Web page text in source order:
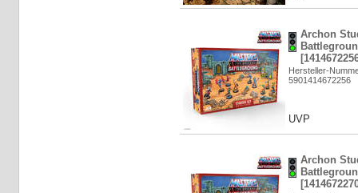
Archon
Hersteller-
5901414672256
UVP
Archon